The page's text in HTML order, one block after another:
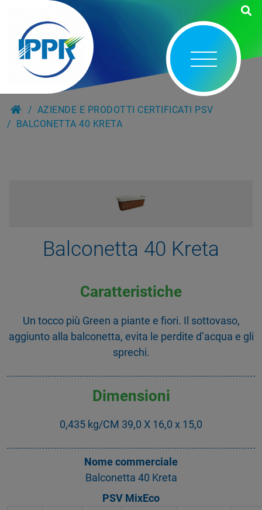
AZIENDE E PRODOTTI CERTIFICATI PSV
BALCONETTA 40 KRETA
Balconetta 40 Kreta
Caratteristiche
Un tocco più Green a piante e fiori. Il sottovaso,
aggiunto alla balconetta, evita le perdite d’acqua e gli
sprechi.
Dimensioni
0,435 kg/CM 39,0 X 16,0 x 15,0
Nome commerciale
Balconetta 40 Kreta
PSV MixEco